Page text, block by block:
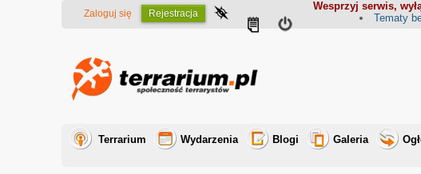
Wesprzyj serwis,
Zaloguj się Rejestracja Tematy
Terrarium Wydarzenia Blogi Galeria